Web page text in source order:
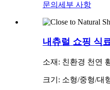
문의 세부 사항
내츄럴 쇼핑 식
소재: 친환경 천연
크기: 소형/중형/대